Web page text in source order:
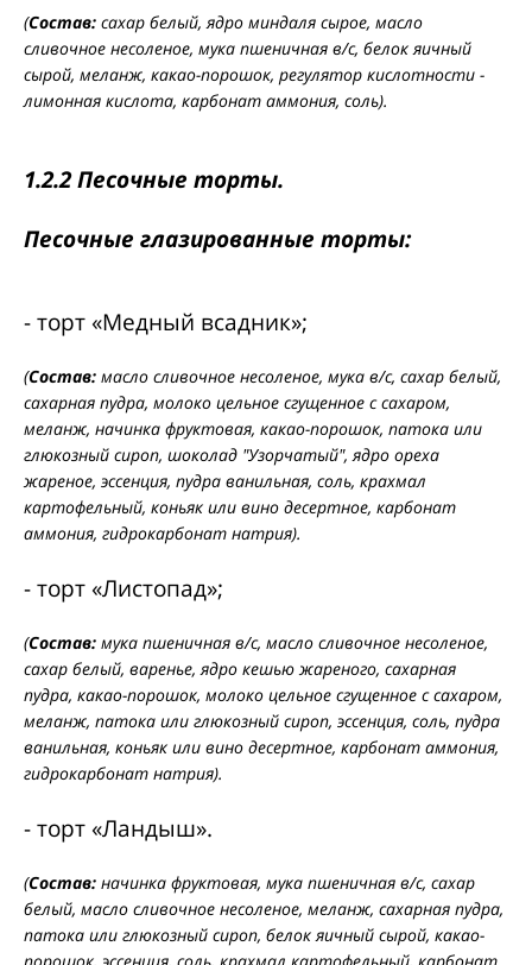
(Состав: сахар белый, ядро миндаля сырое, масло
сливочное несоленое, мука пшеничная в/с, белок яичный
сырой, меланж, какао-порошок, регулятор кислотности -
лимонная кислота, карбонат аммония, соль).
1.2.2 Песочные торты.
Песочные глазированные торты:
- торт «Медный всадник»;
(Состав: масло сливочное несоленое, мука в/с, сахар белый,
сахарная пудра, молоко цельное сгущенное с сахаром,
меланж, начинка фруктовая, какао-порошок, патока или
глюкозный сироп, шоколад "Узорчатый", ядро ореха
жареное, эссенция, пудра ванильная, соль, крахмал
картофельный, коньяк или вино десертное, карбонат
аммония, гидрокарбонат натрия).
- торт «Листопад»;
(Состав: мука пшеничная в/с, масло сливочное несоленое,
сахар белый, варенье, ядро кешью жареного, сахарная
пудра, какао-порошок, молоко цельное сгущенное с сахаром,
меланж, патока или глюкозный сироп, эссенция, соль, пудра
ванильная, коньяк или вино десертное, карбонат аммония,
гидрокарбонат натрия).
- торт «Ландыш».
(Состав: начинка фруктовая, мука пшеничная в/с, сахар
белый, масло сливочное несоленое, меланж, сахарная пудра,
патока или глюкозный сироп, белок яичный сырой, какао-